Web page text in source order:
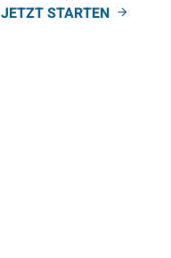
JETZT STARTEN